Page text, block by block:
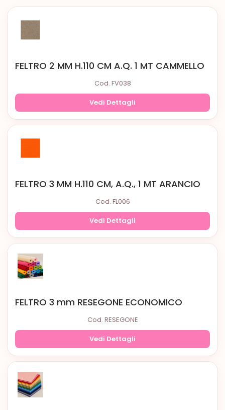
FELTRO 2 MM H.110 CM A.Q. 1 MT CAMMELLO
Cod. FV038
Vedi Dettagli
FELTRO 3 MM H.110 CM, A.Q., 1 MT ARANCIO
Cod. FL006
Vedi Dettagli
FELTRO 3 mm RESEGONE ECONOMICO
Cod. RESEGONE
Vedi Dettagli